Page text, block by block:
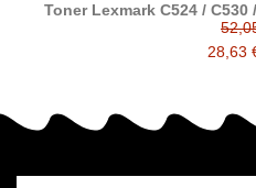
Toner Lexmark C524 /
28,63